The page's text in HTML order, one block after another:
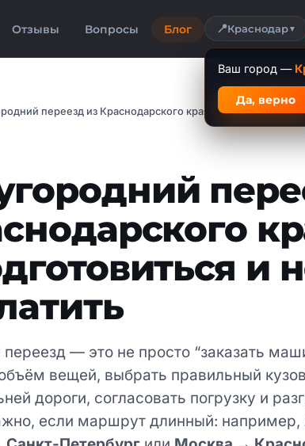
Отзывы Вопросы Блог 📍Краснодар▼
Ваш город —
Да, верно
Междугородний переезд из Краснодарского края: как подготовиться и не переплатить
и
— это не просто “заказать
вещей, выбрать правильный
дороги, согласовать погрузку и
если маршрут длинный: например,